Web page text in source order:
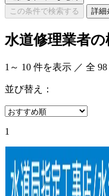
この条件で検索する
詳細
水道修理業者
1 ～ 10 件を表示 ／ 全 98
並び替え：
1